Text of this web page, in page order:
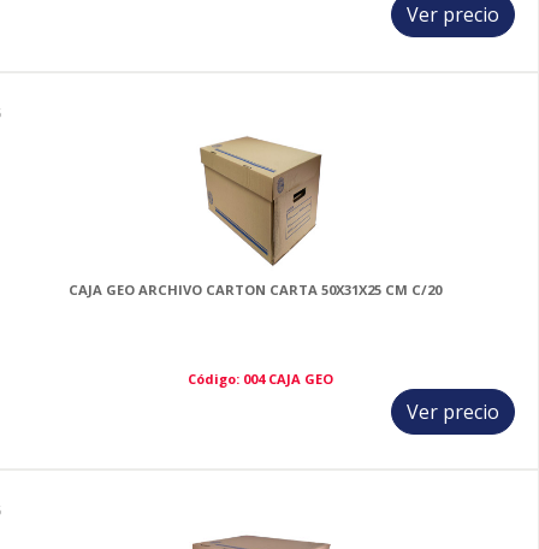
Ver precio
CAJA GEO ARCHIVO CARTON CARTA 50X31X25 CM C/20
Código: 004 CAJA GEO
Ver precio